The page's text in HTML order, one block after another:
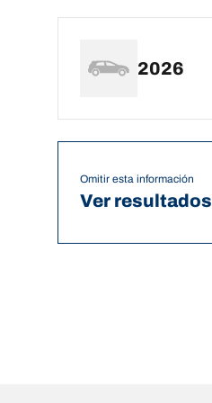
2026
Omitir esta información
Ver resultados